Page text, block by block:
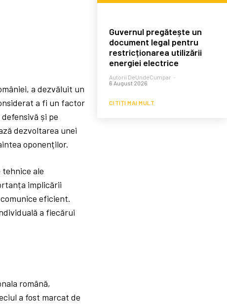
a dezvăluit un
a fi un factor
și pe
dezvoltarea unei
oponenților.
ale
implicării
eficient.
a fiecărui
română,
a fost marcat de
Guvernul pregătește un
document legal pentru
restricționarea utilizării
energiei electrice
Autorii DeUndeCumpar -
6 August 2026
CITIȚI MAI MULT